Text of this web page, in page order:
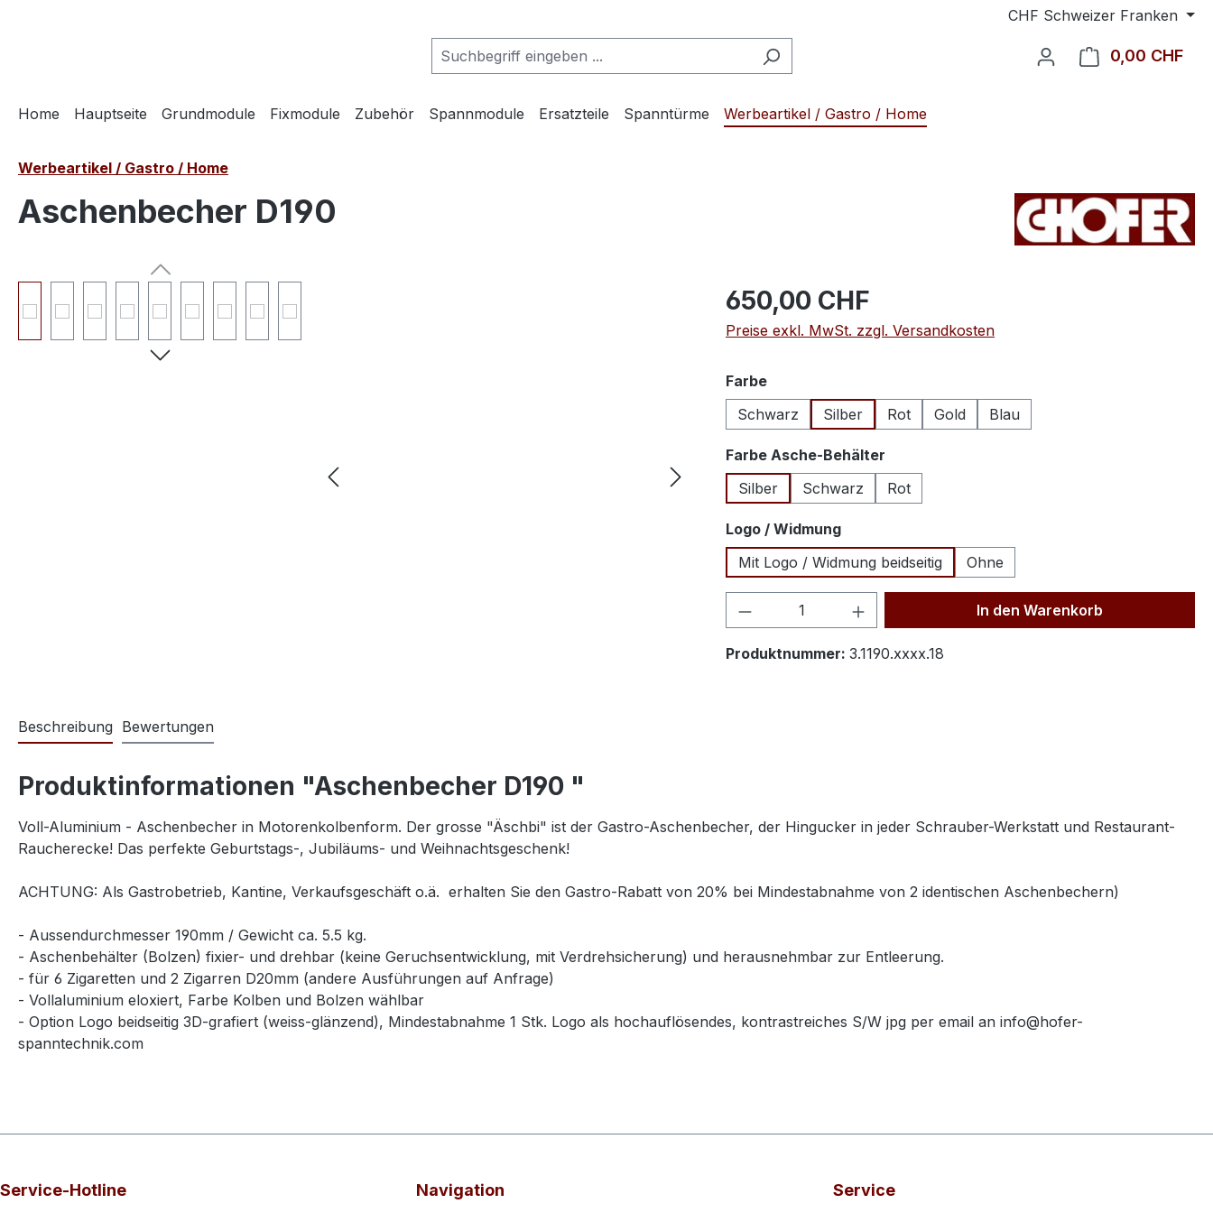
CHF Schweizer Franken
0,00 CHF
Home Hauptseite Grundmodule Fixmodule Zubehör Spannmodule Ersatzteile Spanntürme Werbeartikel / Gastro / Home
Werbeartikel / Gastro / Home
Aschenbecher D190
650,00 CHF
Preise exkl. MwSt. zzgl. Versandkosten
Farbeauswählen
Schwarz
Silber Rot Gold Blau
Farbe Asche-Behälter
Silber
Schwarz Rot
Logo / Widmungauswählen
Mit Logo / Widmung beidseitig
Ohne
Produkt Anzahl: Gib den gewünschten Wert
In den Warenkorb
Produktnummer: 3.1190.xxxx.18
Beschreibung Bewertungen
Produktinformationen "Aschenbecher D190 "
Voll-Aluminium - Aschenbecher in Motorenkolbenform. Der grosse "Äschbi" ist der Gastro-Aschenbecher, der Hingucker in jeder Schrauber-Werkstatt und Restaurant-
Raucherecke! Das perfekte Geburtstags-, Jubiläums- und Weihnachtsgeschenk!
ACHTUNG: Als Gastrobetrieb, Kantine, Verkaufsgeschäft o.ä. erhalten Sie den Gastro-Rabatt von 20% bei Mindestabnahme von 2 identischen Aschenbechern)
- Aussendurchmesser 190mm / Gewicht ca. 5.5 kg.
- Aschenbehälter (Bolzen) fixier- und drehbar (keine Geruchsentwicklung, mit Verdrehsicherung) und herausnehmbar zur Entleerung.
- für 6 Zigaretten und 2 Zigarren D20mm (andere Ausführungen auf Anfrage)
- Vollaluminium eloxiert, Farbe Kolben und Bolzen wählbar
- Option Logo beidseitig 3D-grafiert (weiss-glänzend), Mindestabnahme 1 Stk. Logo als hochauflösendes, kontrastreiches S/W jpg per email an info@hofer-
spanntechnik.com
Service-Hotline Navigation Service